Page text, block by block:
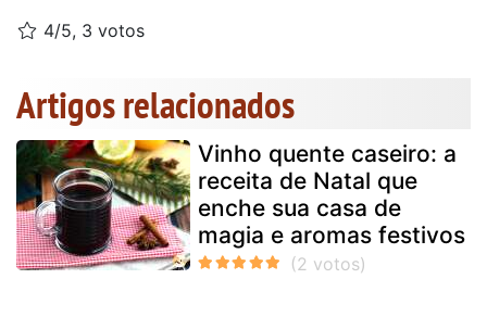
4/5, 3 votos
Artigos relacionados
Vinho quente caseiro: a
receita de Natal que
enche sua casa de
magia e aromas festivos